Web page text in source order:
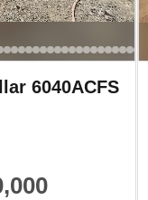
6040ACFS